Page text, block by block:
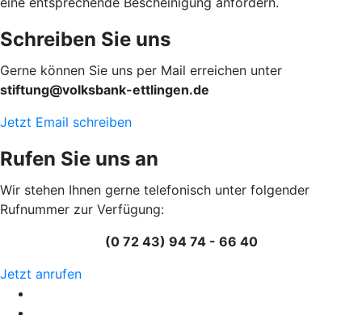
Schreiben Sie uns
Gerne können Sie uns per Mail erreichen unter
stiftung@volksbank-ettlingen.de
Jetzt Email schreiben
Rufen Sie uns an
Wir stehen Ihnen gerne telefonisch unter folgender
Rufnummer zur Verfügung:
(0 72 43) 94 74 - 66 40
Jetzt anrufen